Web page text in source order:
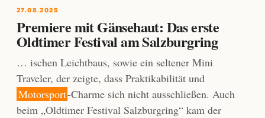
27.08.2025
Premiere mit Gänsehaut: Das erste
Oldtimer Festival am Salzburgring
… ischen Leichtbaus, sowie ein seltener Mini
Traveler, der zeigte, dass Praktikabilität und
Motorsport-Charme sich nicht ausschließen. Auch
beim „Oldtimer Festival Salzburgring“ kam der